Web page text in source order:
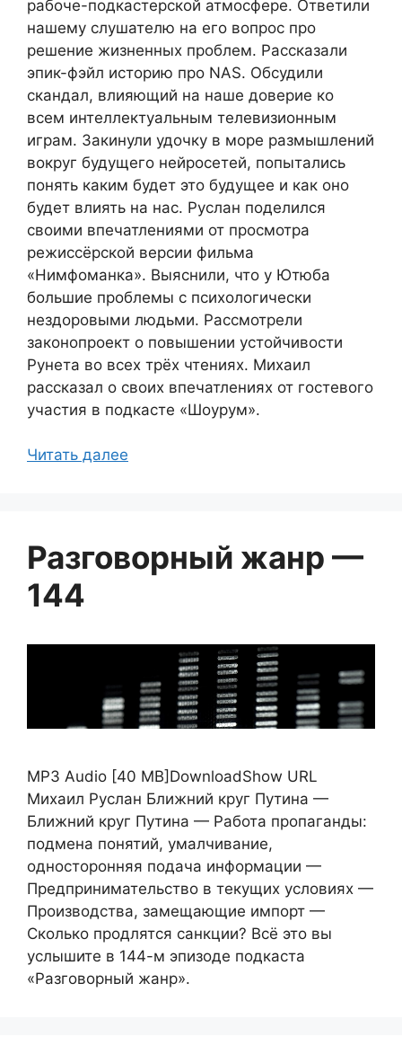
рабоче-подкастерской атмосфере. Ответили
нашему слушателю на его вопрос про
решение жизненных проблем. Рассказали
эпик-фэйл историю про NAS. Обсудили
скандал, влияющий на наше доверие ко
всем интеллектуальным телевизионным
играм. Закинули удочку в море размышлений
вокруг будущего нейросетей, попытались
понять каким будет это будущее и как оно
будет влиять на нас. Руслан поделился
своими впечатлениями от просмотра
режиссёрской версии фильма
«Нимфоманка». Выяснили, что у Ютюба
большие проблемы с психологически
нездоровыми людьми. Рассмотрели
законопроект о повышении устойчивости
Рунета во всех трёх чтениях. Михаил
рассказал о своих впечатлениях от гостевого
участия в подкасте «Шоурум».
Читать далее
Разговорный жанр —
144
MP3 Audio [40 MB]DownloadShow URL
Михаил Руслан Ближний круг Путина —
Ближний круг Путина — Работа пропаганды:
подмена понятий, умалчивание,
односторонняя подача информации —
Предпринимательство в текущих условиях —
Производства, замещающие импорт —
Сколько продлятся санкции? Всё это вы
услышите в 144-м эпизоде подкаста
«Разговорный жанр».